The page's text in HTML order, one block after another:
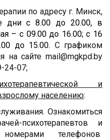
по адресу г. Минск,
дни с 8.00 до 20.00, в
– с 09.00 до 16.00; с 16
до 15.00. С графиком
сайте mail@mgkpd.by
24-07;
и
населению:
Ознакомиться
психотерапевтов и
телефонов